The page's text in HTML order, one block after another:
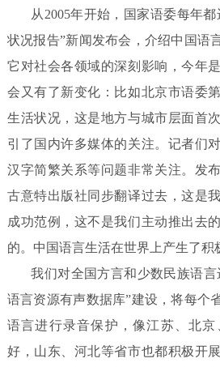
从2005年开始，国家语委每年
状况报告”新闻发布会，介绍中国语
它对社会各领域的深刻影响，今年
会又有了新变化：比如北京市语委
生活状况，这是地方与城市层面首
引了国内许多媒体的关注。记者们
汉字简繁关系等问题非常关注。发
古意特出版社同步翻译过去，这是
成功范例，这不是我们主动推出去
的。中国语言生活在世界上产生了积
我们对全国方言和少数民族语言
语言资源有声数据库”建设，将每个
语言进行录音保护，像江苏、北
好，山东、河北等省市也都积极开